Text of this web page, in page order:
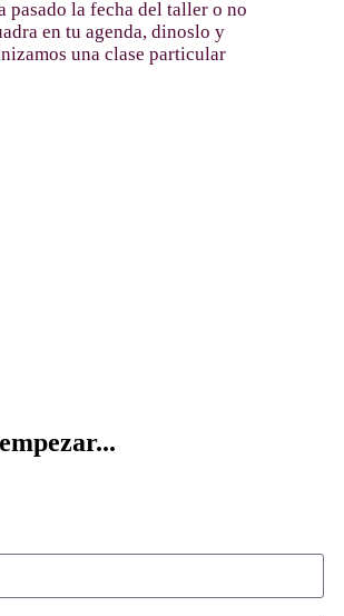
pasado la fecha del taller o no
en tu agenda, dinoslo y
una clase particular